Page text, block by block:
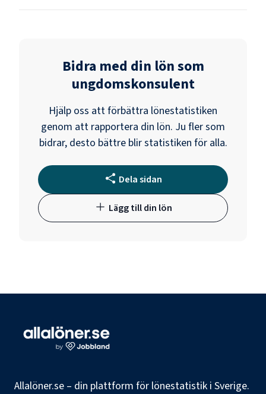
Bidra med din lön som
ungdomskonsulent
Hjälp oss att förbättra lönestatistiken
genom att rapportera din lön. Ju fler som
bidrar, desto bättre blir statistiken för alla.
Dela sidan
Lägg till din lön
Allalöner.se – din plattform för lönestatistik i Sverige.